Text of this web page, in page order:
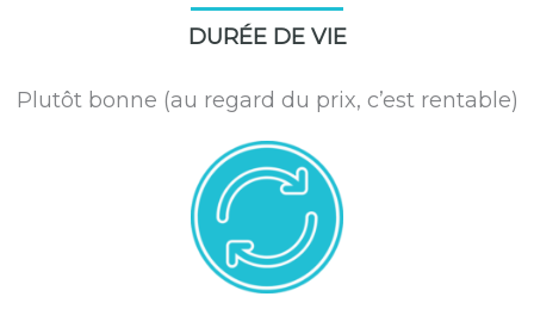
DURÉE DE VIE
Plutôt bonne (au regard du prix, c’est rentable)